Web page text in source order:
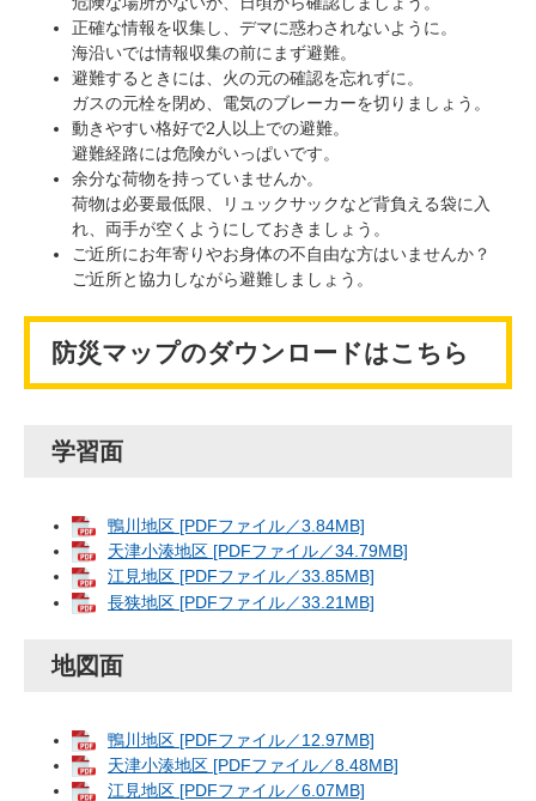
正確な情報を収集し、デマに惑わされないように。
海沿いでは情報収集の前にまず避難。
避難するときには、火の元の確認を忘れずに。
ガスの元栓を閉め、電気のブレーカーを切りましょう。
動きやすい格好で2人以上での避難。
避難経路には危険がいっぱいです。
余分な荷物を持っていませんか。
荷物は必要最低限、リュックサックなど背負える袋に入
れ、両手が空くようにしておきましょう。
ご近所にお年寄りやお身体の不自由な方はいませんか？
ご近所と協力しながら避難しましょう。
防災マップのダウンロードはこちら
学習面
鴨川地区 [PDFファイル／3.84MB]
天津小湊地区 [PDFファイル／34.79MB]
江見地区 [PDFファイル／33.85MB]
長狭地区 [PDFファイル／33.21MB]
地図面
鴨川地区 [PDFファイル／12.97MB]
天津小湊地区 [PDFファイル／8.48MB]
江見地区 [PDFファイル／6.07MB]